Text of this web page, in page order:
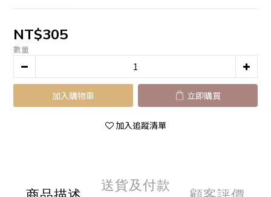
NT$305
數量
加入購物車 立即購買
加入追蹤清單
送貨及付款